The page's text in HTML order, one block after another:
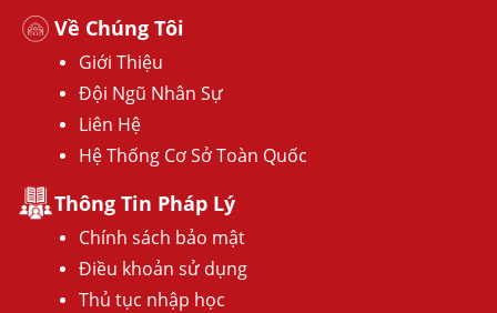
Về Chúng Tôi
Giới Thiệu
Đội Ngũ Nhân Sự
Liên Hệ
Hệ Thống Cơ Sở Toàn Quốc
Thông Tin Pháp Lý
Chính sách bảo mật
Điều khoản sử dụng
Thủ tục nhập học